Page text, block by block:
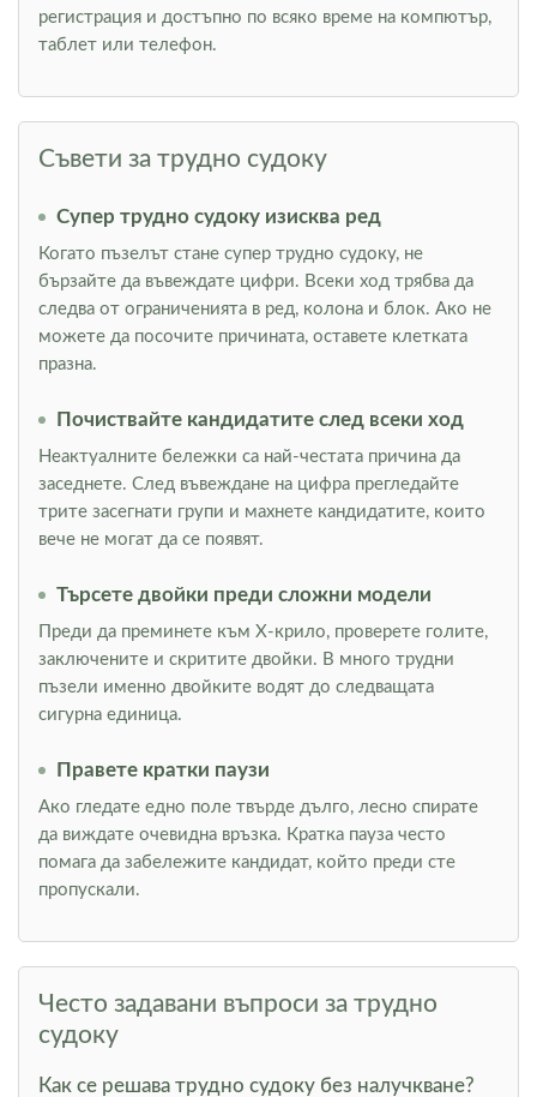
регистрация и достъпно по всяко време на компютър,
таблет или телефон.
Съвети за трудно судоку
Супер трудно судоку изисква ред
Когато пъзелът стане супер трудно судоку, не
бързайте да въвеждате цифри. Всеки ход трябва да
следва от ограниченията в ред, колона и блок. Ако не
можете да посочите причината, оставете клетката
празна.
Почиствайте кандидатите след всеки ход
Неактуалните бележки са най-честата причина да
заседнете. След въвеждане на цифра прегледайте
трите засегнати групи и махнете кандидатите, които
вече не могат да се появят.
Търсете двойки преди сложни модели
Преди да преминете към Х-крило, проверете голите,
заключените и скритите двойки. В много трудни
пъзели именно двойките водят до следващата
сигурна единица.
Правете кратки паузи
Ако гледате едно поле твърде дълго, лесно спирате
да виждате очевидна връзка. Кратка пауза често
помага да забележите кандидат, който преди сте
пропускали.
Често задавани въпроси за трудно
судоку
Как се решава трудно судоку без налучкване?